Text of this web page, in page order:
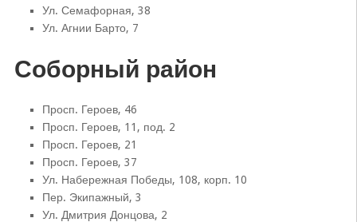
Ул. Семафорная, 38
Ул. Агнии Барто, 7
Соборный район
Просп. Героев, 46
Просп. Героев, 11, под. 2
Просп. Героев, 21
Просп. Героев, 37
Ул. Набережная Победы, 108, корп. 10
Пер. Экипажный, 3
Ул. Дмитрия Донцова, 2